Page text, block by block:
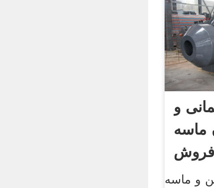
و
ماسه
فروش
و ماسه